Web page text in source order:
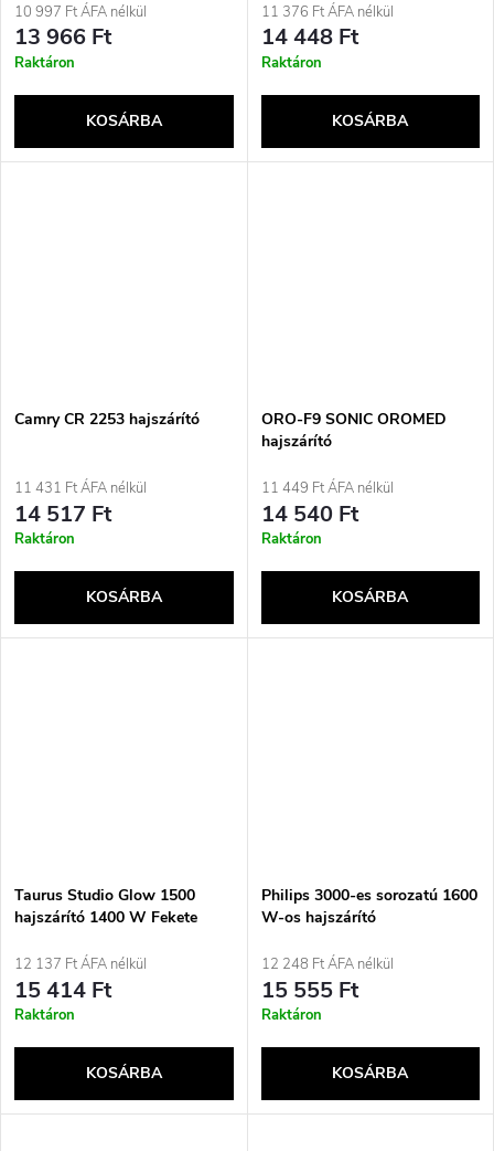
10 997 Ft ÁFA nélkül
13 966 Ft
Raktáron
KOSÁRBA
11 376 Ft ÁFA nélkül
14 448 Ft
Raktáron
KOSÁRBA
Camry CR 2253 hajszárító
11 431 Ft ÁFA nélkül
14 517 Ft
Raktáron
KOSÁRBA
ORO-F9 SONIC OROMED
hajszárító
11 449 Ft ÁFA nélkül
14 540 Ft
Raktáron
KOSÁRBA
Taurus Studio Glow 1500
hajszárító 1400 W Fekete
12 137 Ft ÁFA nélkül
15 414 Ft
Raktáron
KOSÁRBA
Philips 3000-es sorozatú 1600
W-os hajszárító
12 248 Ft ÁFA nélkül
15 555 Ft
Raktáron
KOSÁRBA